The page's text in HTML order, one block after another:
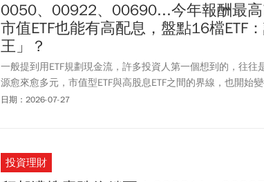
0050、00922、00690...今年報酬最高
市值ETF也能有高配息，盤點16檔ETF
王」？
一般提到用ETF規劃現金流，許多投資人第一個想到的，往往
源愈來愈多元，市值型ETF與高股息ETF之間的界線，也開始
如00922、00923...不僅在多頭行情中累積可觀的資本利得，
日期：2026-07-27
投資理財